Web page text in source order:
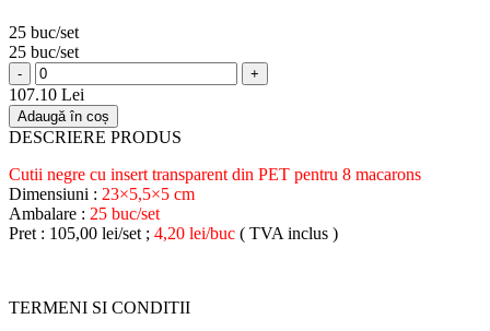
25 buc/set
25 buc/set
- +
107.10 Lei
Adaugă în coș
DESCRIERE PRODUS
Cutii negre cu insert transparent din PET pentru 8 macarons
Dimensiuni : 23×5,5×5 cm
Ambalare : 25 buc/set
Pret : 105,00 lei/set ; 4,20 lei/buc ( TVA inclus )
TERMENI SI CONDITII